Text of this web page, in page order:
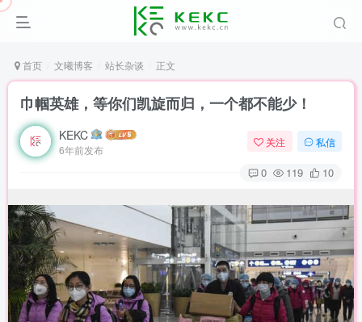
首页 文曦博客 站长杂谈 正文
巾帼英雄，等你们凯旋而归，一个都不能少！
KEKC
6年前发布
关注 私信
0 119 10